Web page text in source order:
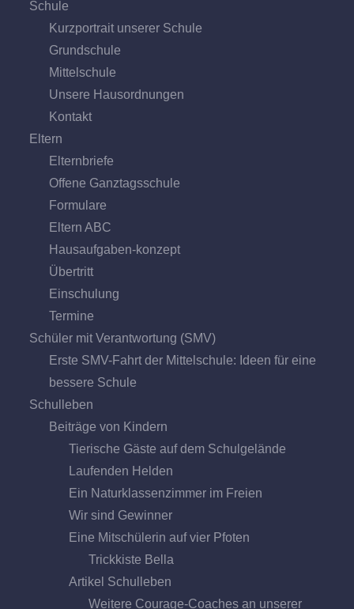
Schule
Kurzportrait unserer Schule
Grund­schule
Mittel­schule
Unsere Hausordnungen
Kontakt
Eltern
Elternbriefe
Offene Ganz­tags­schule
Formulare
Eltern ABC
Hausaufgaben-konzept
Übertritt
Einschulung
Termine
Schüler mit Verantwortung (SMV)
Erste SMV-Fahrt der Mittelschule: Ideen für eine
bessere Schule
Schulleben
Beiträge von Kindern
Tierische Gäste auf dem Schulgelände
Laufenden Helden
Ein Naturklassenzimmer im Freien
Wir sind Gewinner
Eine Mitschülerin auf vier Pfoten
Trickkiste Bella
Artikel Schulleben
Weitere Courage-Coaches an unserer